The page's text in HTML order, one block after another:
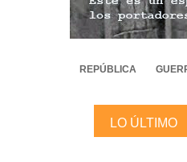
REPÚBLICA
LO ÚLTIMO